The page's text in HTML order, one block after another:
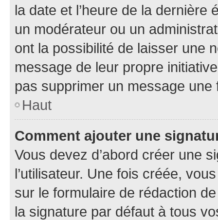
la date et l’heure de la dernière
un modérateur ou un
ont la possibilité de laisser une
message de leur propre
pas supprimer un message une
Haut
Comment ajouter une
Vous devez d’abord créer une
l’utilisateur. Une fois créée,
sur le formulaire de rédaction
la signature par défaut à tous